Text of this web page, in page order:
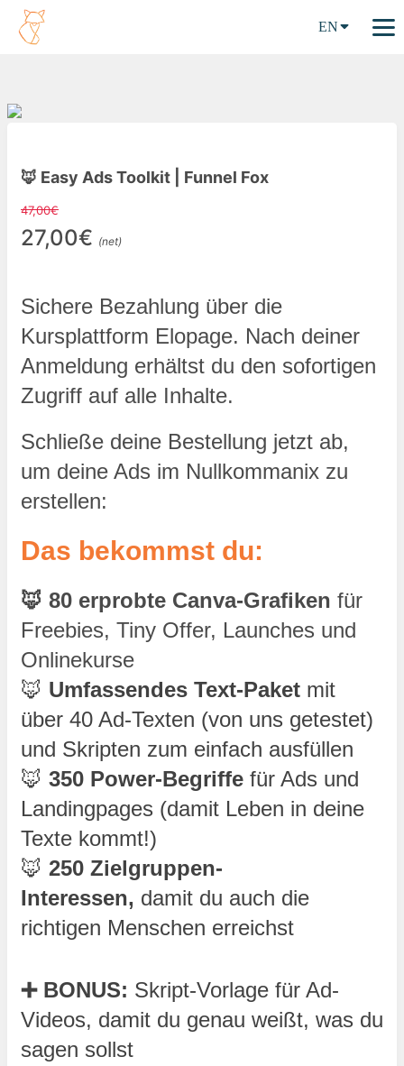
EN
🦊 Easy Ads Toolkit | Funnel Fox
27,00€ (net)
47,00€
Sichere Bezahlung über die
Kursplattform Elopage. Nach deiner
Anmeldung erhältst du den sofortigen
Zugriff auf alle Inhalte.
Schließe deine Bestellung jetzt ab,
um deine Ads im Nullkommanix zu
erstellen:
Das bekommst du:
🦊 80 erprobte Canva-Grafiken für
Freebies, Tiny Offer, Launches und
Onlinekurse
🦊 Umfassendes Text-Paket mit
über 40 Ad-Texten (von uns getestet)
und Skripten zum einfach ausfüllen
🦊 350 Power-Begriffe für Ads und
Landingpages (damit Leben in deine
Texte kommt!)
🦊 250 Zielgruppen-
Interessen, damit du auch die
richtigen Menschen erreichst
➕ BONUS: Skript-Vorlage für Ad-
Videos, damit du genau weißt, was du
sagen sollst